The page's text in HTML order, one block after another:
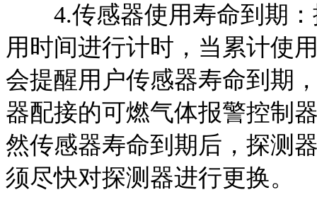
4.传感器使用寿命到期：
用时间进行计时，当累计使
会提醒用户传感器寿命到期
器配接的可燃气体报警控制
然传感器寿命到期后，探测
须尽快对探测器进行更换。